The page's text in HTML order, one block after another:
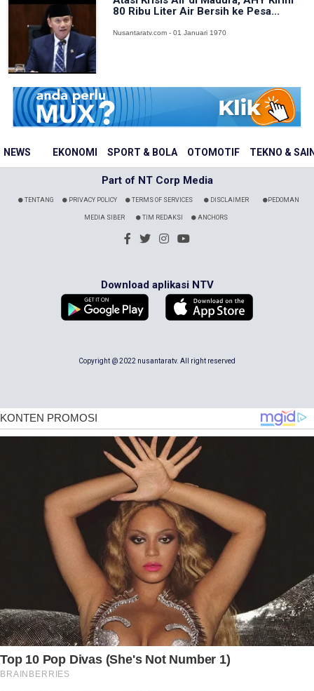
NEWS EKONOMI SPORT & BOLA OTOMOTIF TEKNO &
80 Ribu Liter Air Bersih ke Pesa...
Nusantaratv.com - 01 Januari 1970
Part of NT Corp Media
TENTANG PRIVACY POLICY TERMS OF SERVICES DISCLAIMER PEDOMAN
MEDIA SIBER TIM REDAKSI ANCHORS
Download aplikasi NTV
Copyright @ 2022 nusantaratv. All right reserved